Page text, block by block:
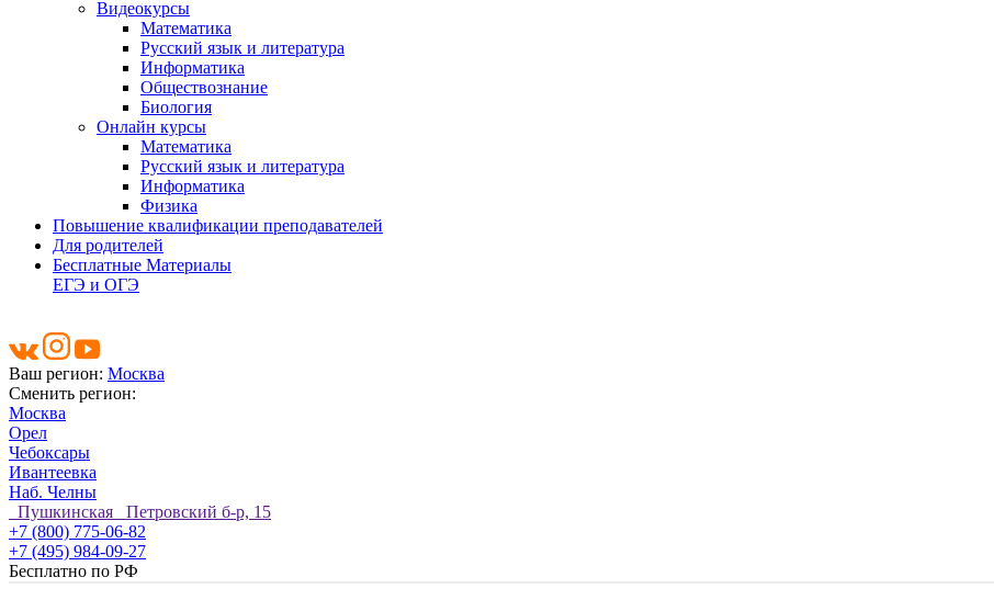
Видеокурсы
Математика
Русский язык и литература
Информатика
Обществознание
Биология
Онлайн курсы
Математика
Русский язык и литература
Информатика
Физика
Повышение квалификации преподавателей
Для родителей
Бесплатные Материалы
ЕГЭ и ОГЭ
Ваш регион: Москва
Сменить регион:
Москва
Орел
Чебоксары
Ивантеевка
Наб. Челны
Пушкинская Петровский б-р, 15
+7 (800) 775-06-82
+7 (495) 984-09-27
Бесплатно по РФ